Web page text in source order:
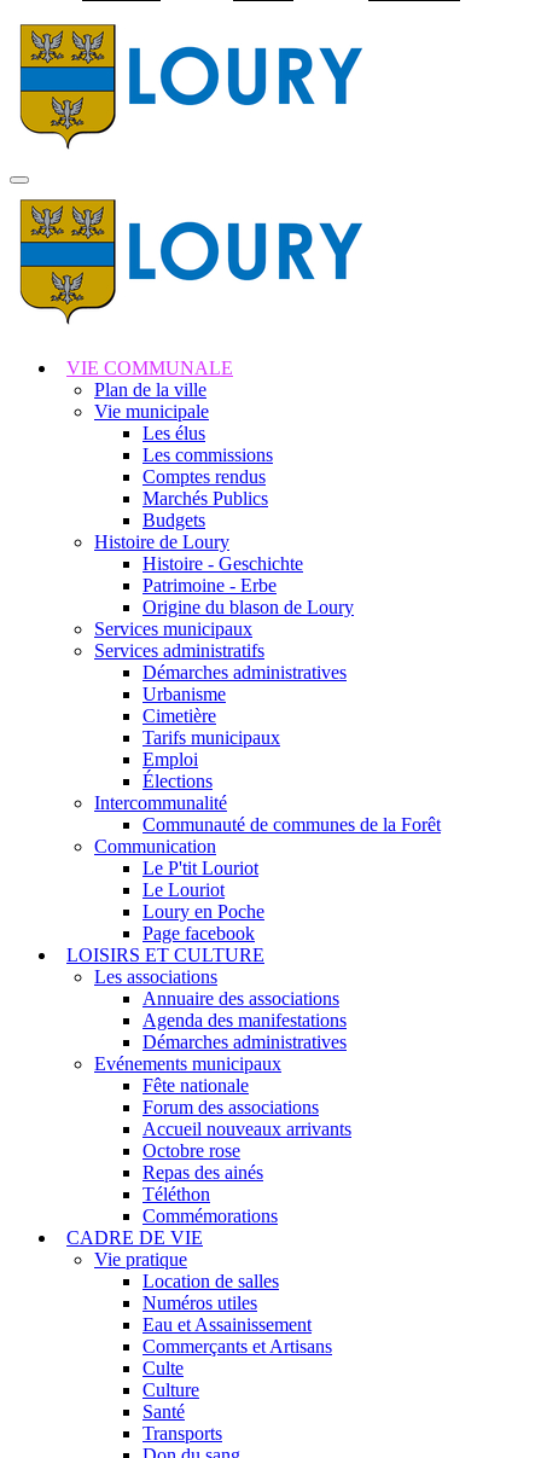
MENU
PRINCIPAL
VIE COMMUNALE
Plan de la ville
Vie municipale
Les élus
Les commissions
Comptes rendus
Marchés Publics
Budgets
Histoire de Loury
Histoire - Geschichte
Patrimoine - Erbe
Origine du blason de Loury
Services municipaux
Services administratifs
Démarches administratives
Urbanisme
Cimetière
Tarifs municipaux
Emploi
Élections
Intercommunalité
Communauté de communes de la Forêt
Communication
Le P'tit Louriot
Le Louriot
Loury en Poche
Page facebook
LOISIRS ET CULTURE
Les associations
Annuaire des associations
Agenda des manifestations
Démarches administratives
Evénements municipaux
Fête nationale
Forum des associations
Accueil nouveaux arrivants
Octobre rose
Repas des ainés
Téléthon
Commémorations
CADRE DE VIE
Vie pratique
Location de salles
Numéros utiles
Eau et Assainissement
Commerçants et Artisans
Culte
Culture
Santé
Transports